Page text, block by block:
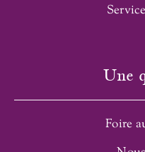
Une
Foire